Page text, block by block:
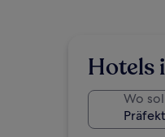
Hotels
Wo